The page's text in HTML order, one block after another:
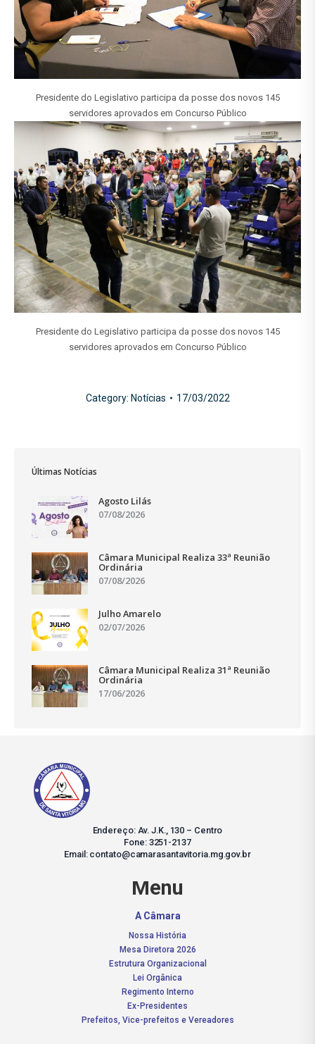
Presidente do Legislativo participa da posse dos novos 145
servidores aprovados em Concurso Público
Presidente do Legislativo participa da posse dos novos 145
servidores aprovados em Concurso Público
Category: Notícias 17/03/2022
Últimas Notícias
Agosto Lilás
07/08/2026
Câmara Municipal Realiza 33ª Reunião
Ordinária
07/08/2026
Julho Amarelo
02/07/2026
Câmara Municipal Realiza 31ª Reunião
Ordinária
17/06/2026
Endereço: Av. J.K., 130 – Centro
Fone: 3251-2137
Email: contato@camarasantavitoria.mg.gov.br
Menu
A Câmara
Nossa História
Mesa Diretora 2026
Estrutura Organizacional
Lei Orgânica
Regimento Interno
Ex-Presidentes
Prefeitos, Vice-prefeitos e Vereadores